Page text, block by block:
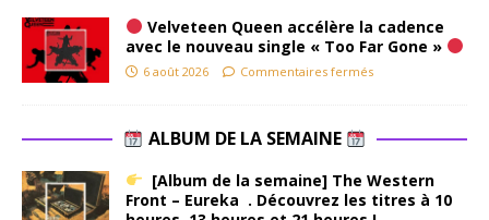
Velveteen Queen accélère la cadence
avec le nouveau single « Too Far Gone »
6 août 2026 Commentaires fermés
ALBUM DE LA SEMAINE
[Album de la semaine] The Western
Front – Eureka . Découvrez les titres à 10